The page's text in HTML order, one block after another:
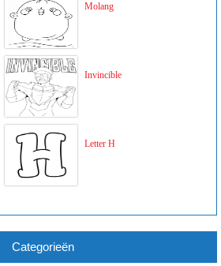
Molang
Invincible
Letter H
Categorieën